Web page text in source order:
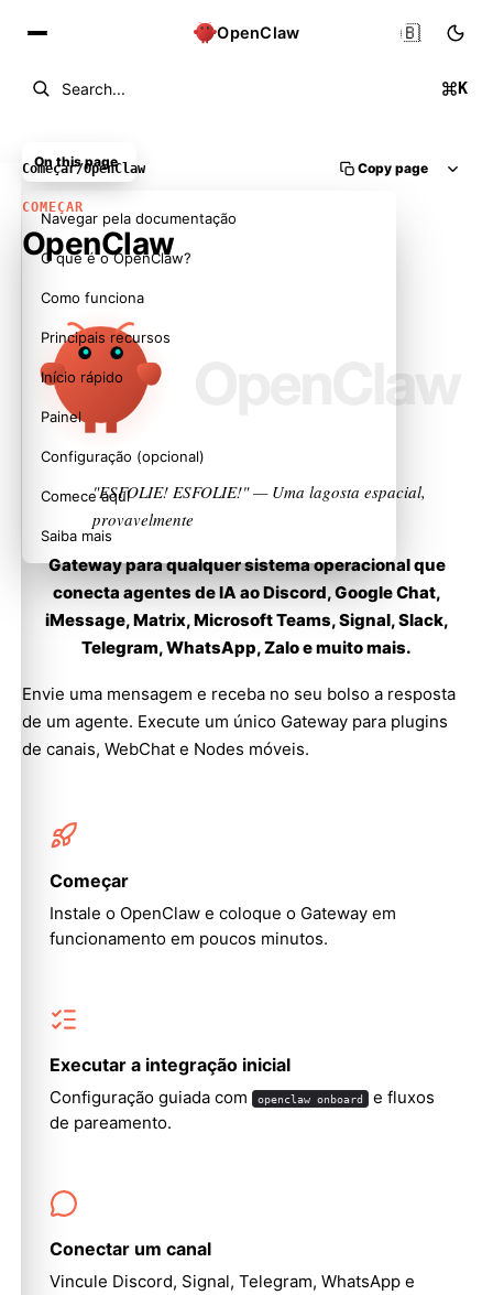
OpenClaw
Search... K
🇧🇷
Começar/OpenClaw Copy page
COMEÇAR
OpenClaw
"ESFOLIE! ESFOLIE!"— Uma lagosta espacial,
provavelmente
Gateway para qualquer sistema operacional que
conecta agentes de IA ao Discord, Google Chat,
iMessage, Matrix, Microsoft Teams, Signal, Slack,
Telegram, WhatsApp, Zalo e muito mais.
Envie uma mensagem e receba no seu bolso a resposta
de um agente. Execute um único Gateway para plugins
de canais, WebChat e Nodes móveis.
Começar
Instale o OpenClaw e coloque o Gateway em
funcionamento em poucos minutos.
Executar a integração inicial
Configuração guiada com openclaw onboard e fluxos
de pareamento.
Conectar um canal
Vincule Discord, Signal, Telegram, WhatsApp e
On this page
Navegar pela documentação
O que é o OpenClaw?
Como funciona
Principais recursos
Início rápido
Painel
Configuração (opcional)
Comece aqui
Saiba mais